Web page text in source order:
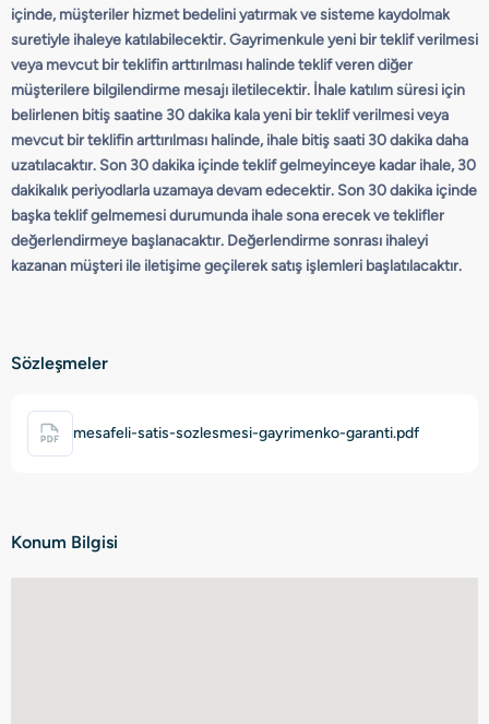
içinde, müşteriler hizmet bedelini yatırmak ve sisteme kaydolmak
suretiyle ihaleye katılabilecektir. Gayrimenkule yeni bir teklif verilmesi
veya mevcut bir teklifin arttırılması halinde teklif veren diğer
müşterilere bilgilendirme mesajı iletilecektir. İhale katılım süresi için
belirlenen bitiş saatine 30 dakika kala yeni bir teklif verilmesi veya
mevcut bir teklifin arttırılması halinde, ihale bitiş saati 30 dakika daha
uzatılacaktır. Son 30 dakika içinde teklif gelmeyinceye kadar ihale, 30
dakikalık periyodlarla uzamaya devam edecektir. Son 30 dakika içinde
başka teklif gelmemesi durumunda ihale sona erecek ve teklifler
değerlendirmeye başlanacaktır. Değerlendirme sonrası ihaleyi
kazanan müşteri ile iletişime geçilerek satış işlemleri başlatılacaktır.
Sözleşmeler
mesafeli-satis-sozlesmesi-gayrimenko-garanti.pdf
Konum Bilgisi